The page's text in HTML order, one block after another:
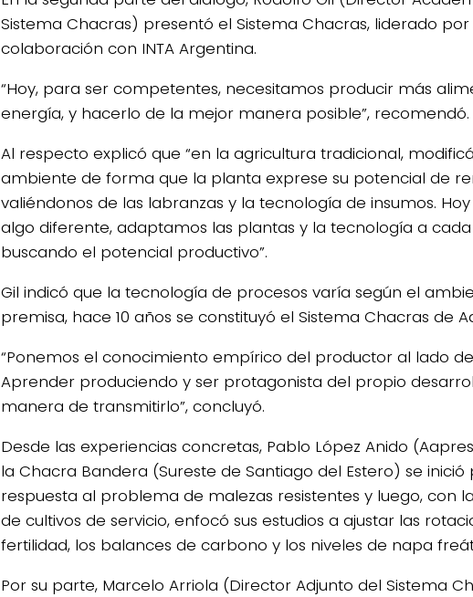
Sistema Chacras) presentó el Sistema Chacras, liderado
colaboración con INTA Argentina.
“Hoy, para ser competentes, necesitamos producir más
energía, y hacerlo de la mejor manera posible”, recomendó.
Al respecto explicó que “en la agricultura tradicional,
ambiente de forma que la planta exprese su potencial de
valiéndonos de las labranzas y la tecnología de insumos.
algo diferente, adaptamos las plantas y la tecnología a
buscando el potencial productivo”.
Gil indicó que la tecnología de procesos varía según el
premisa, hace 10 años se constituyó el Sistema Chacras de
“Ponemos el conocimiento empírico del productor al lado
Aprender produciendo y ser protagonista del propio
manera de transmitirlo”, concluyó.
Desde las experiencias concretas, Pablo López Anido
la Chacra Bandera (Sureste de Santiago del Estero) se
respuesta al problema de malezas resistentes y luego, con
de cultivos de servicio, enfocó sus estudios a ajustar las
fertilidad, los balances de carbono y los niveles de napa
Por su parte, Marcelo Arriola (Director Adjunto del Sistema